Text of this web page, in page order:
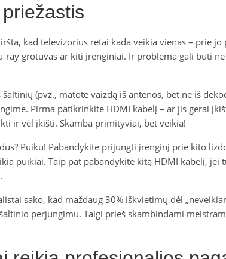
kad televizorius retai kada veikia vienas – prie
ray grotuvas ar kiti įrenginiai. Ir problema gali būti
šaltinių (pvz., matote vaizdą iš antenos, bet ne iš
Pirma patikrinkite HDMI kabelį – ar jis gerai
ir vėl įkišti. Skamba primityviai, bet veikia!
Puiku! Pabandykite prijungti įrenginį prie kito
puikiai. Taip pat pabandykite kitą HDMI kabelį, jei
sako, kad maždaug 30% iškvietimų dėl
perjungimu. Taigi prieš skambindami